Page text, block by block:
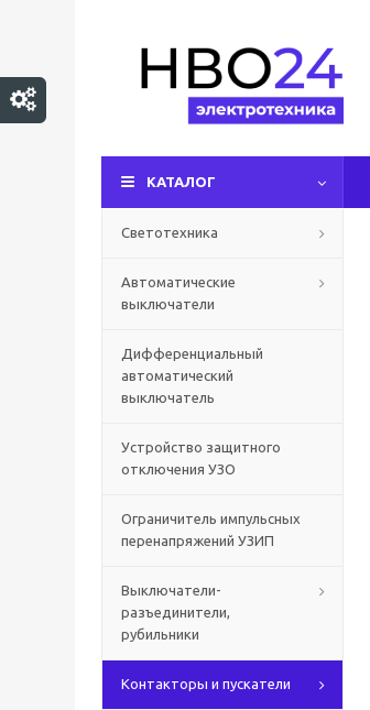
КАТАЛОГ
Светотехника
Автоматические
выключатели
Дифференциальный
автоматический
выключатель
Устройство защитного
отключения УЗО
Ограничитель импульсных
перенапряжений УЗИП
Выключатели-
разъединители,
рубильники
Контакторы и пускатели